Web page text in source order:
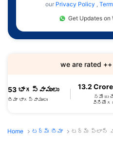
our Privacy Policy ,
Get Updates on
53 భాగస్వాములు
బీమా భాగస్వాములు
13.2 Crore
నమోదు
we are rated ++
Home టర్మ్ బీమా టర్మ్ ప్లాన్